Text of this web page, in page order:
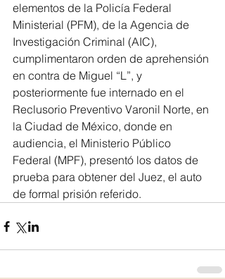
elementos de la Policía Federal
Ministerial (PFM), de la Agencia de
Investigación Criminal (AIC),
cumplimentaron orden de aprehensión
en contra de Miguel “L”, y
posteriormente fue internado en el
Reclusorio Preventivo Varonil Norte, en
la Ciudad de México, donde en
audiencia, el Ministerio Público
Federal (MPF), presentó los datos de
prueba para obtener del Juez, el auto
de formal prisión referido.